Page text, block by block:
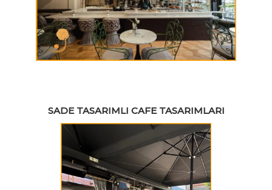
SADE TASARIMLI CAFE TASARIMLARI